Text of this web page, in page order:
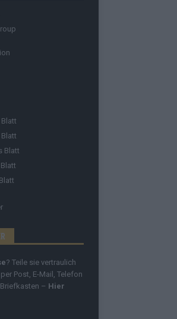
Blatt
? Teile sie vertraulich
Post, E-Mail, Telefon
– Hier